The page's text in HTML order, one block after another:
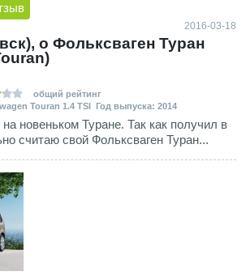
2016-03-18
о Фольксваген Туран
общий рейтинг
Touran 1.4 TSI Год выпуска: 2014
новеньком Туране. Так как получил в
считаю свой Фольксваген Туран...